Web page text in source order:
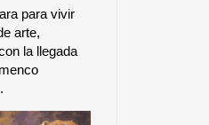
para vivir
arte,
la llegada